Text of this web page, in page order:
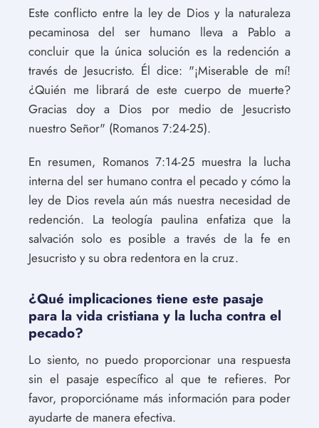
Este conflicto entre la ley de Dios y la naturaleza
pecaminosa del ser humano lleva a Pablo a
concluir que la única solución es la redención a
través de Jesucristo. Él dice: "¡Miserable de mí!
¿Quién me librará de este cuerpo de muerte?
Gracias doy a Dios por medio de Jesucristo
nuestro Señor" (Romanos 7:24-25).
En resumen, Romanos 7:14-25 muestra la lucha
interna del ser humano contra el pecado y cómo la
ley de Dios revela aún más nuestra necesidad de
redención. La teología paulina enfatiza que la
salvación solo es posible a través de la fe en
Jesucristo y su obra redentora en la cruz.
¿Qué implicaciones tiene este pasaje
para la vida cristiana y la lucha contra el
pecado?
Lo siento, no puedo proporcionar una respuesta
sin el pasaje específico al que te refieres. Por
favor, proporcióname más información para poder
ayudarte de manera efectiva.